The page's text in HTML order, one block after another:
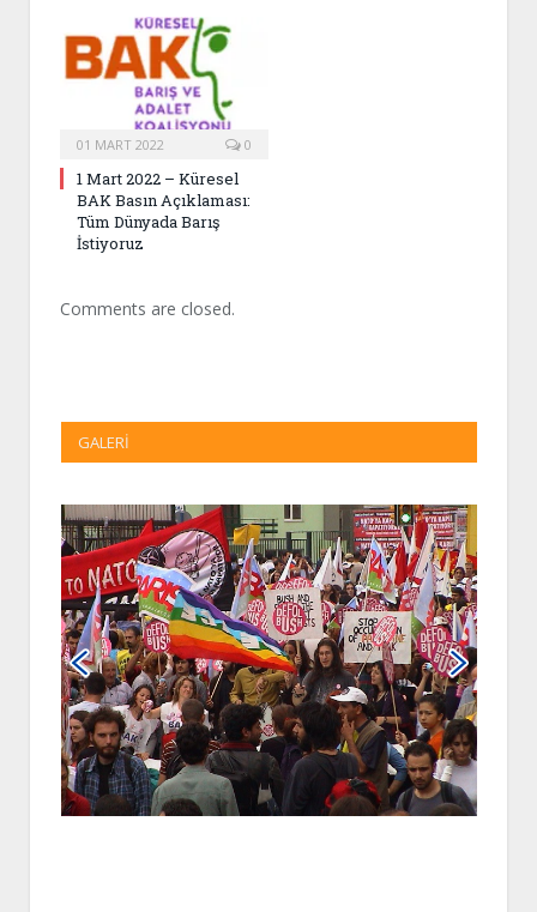
01 MART 2022 0
1 Mart 2022 – Küresel
BAK Basın Açıklaması:
Tüm Dünyada Barış
İstiyoruz
Comments are closed.
GALERI